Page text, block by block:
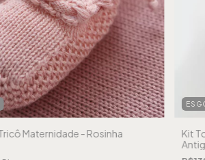
Maternidade - Rosinha
Kit